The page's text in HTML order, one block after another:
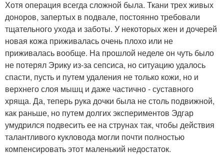
Хотя операция всегда сложной была. Ткани трех живых
доноров, запертых в подвале, постоянно требовали
тщательного ухода и заботы. У некоторых жен и дочерей
новая кожа приживалась очень плохо или не
приживалась вообще. На прошлой неделе он чуть было
не потерял Эрику из-за сепсиса, но ситуацию удалось
спасти, пусть и путем удаления не только кожи, но и
верхнего слоя мышц и даже частично - суставного
хряща. Да, теперь рука дочки была не столь подвижной,
как раньше, но путем долгих экспериментов Эдгар
умудрился подвесить ее на струнах так, чтобы действия
талантливого кукловода могли почти полностью
компенсировать этот маленький недостаток.